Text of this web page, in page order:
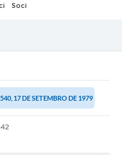
17 DE SETEMBRO DE 1979